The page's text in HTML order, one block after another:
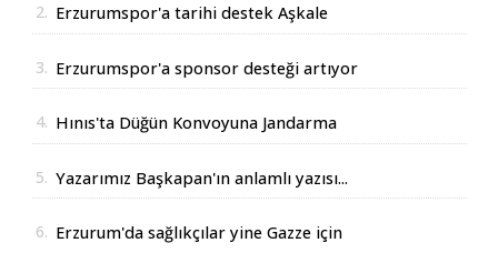
2. Erzurumspor'a tarihi destek Aşkale
3. Erzurumspor'a sponsor desteği artıyor
4. Hınıs'ta Düğün Konvoyuna Jandarma
5. Yazarımız Başkapan'ın anlamlı yazısı...
6. Erzurum'da sağlıkçılar yine Gazze için